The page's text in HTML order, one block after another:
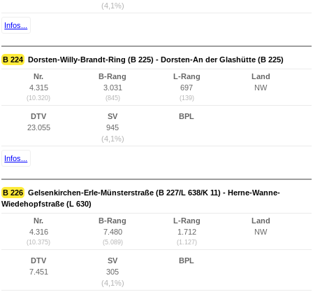
(4,1%)
Infos...
B 224 Dorsten-Willy-Brandt-Ring (B 225) - Dorsten-An der Glashütte (B 225)
Nr.
4.315
(10.320)
B-Rang
3.031
(845)
L-Rang
697
(139)
Land
NW
DTV
23.055
SV
945
(4,1%)
BPL
Infos...
B 226 Gelsenkirchen-Erle-Münsterstraße (B 227/L 638/K 11) - Herne-Wanne-
Wiedehopfstraße (L 630)
Nr.
4.316
(10.375)
B-Rang
7.480
(5.089)
L-Rang
1.712
(1.127)
Land
NW
DTV
7.451
SV
305
(4,1%)
BPL